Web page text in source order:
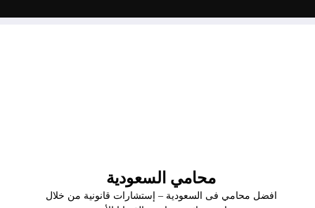
محامي السعودية
افضل محامي فى السعودية – إستشارات قانونية من خلال